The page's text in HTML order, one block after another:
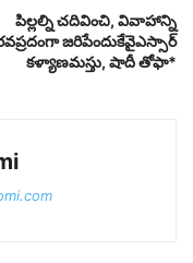
పిల్ల‌ల్ని చ‌దివించి, వివాహాన్ని
జ‌రిపేందుకేవైఎస్సార్
క‌ళ్యాణ‌మ‌స్తు, షాదీ తోఫా*